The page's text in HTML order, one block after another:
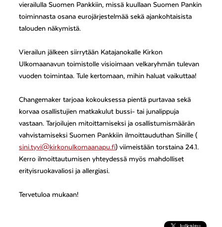
vierailulla Suomen Pankkiin, missä kuullaan Suomen Pankin
toiminnasta osana eurojärjestelmää sekä ajankohtaisista
talouden näkymistä.
Vierailun jälkeen siirrytään Katajanokalle Kirkon
Ulkomaanavun toimistolle visioimaan velkaryhmän tulevan
vuoden toimintaa. Tule kertomaan, mihin haluat vaikuttaa!
Changemaker tarjoaa kokouksessa pientä purtavaa sekä
korvaa osallistujien matkakulut bussi- tai junalippuja
vastaan. Tarjoilujen mitoittamiseksi ja osallistumismäärän
vahvistamiseksi Suomen Pankkiin ilmoittauduthan Sinille (
sini.tyvi@kirkonulkomaanapu.fi) viimeistään torstaina 24.1.
Kerro ilmoittautumisen yhteydessä myös mahdolliset
erityisruokavaliosi ja allergiasi.
Tervetuloa mukaan!